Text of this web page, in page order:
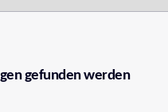
gefunden werden